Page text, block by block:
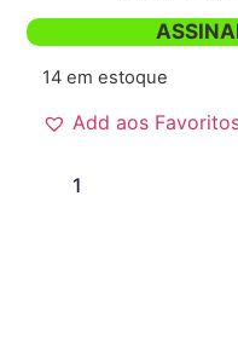
14 em estoque
Add aos